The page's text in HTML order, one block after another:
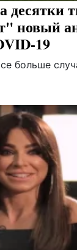
десятки
новый
19
больше